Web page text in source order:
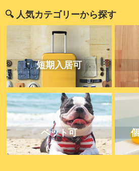
🔍 人気カテゴリーから探す
短期入居可
ペット可